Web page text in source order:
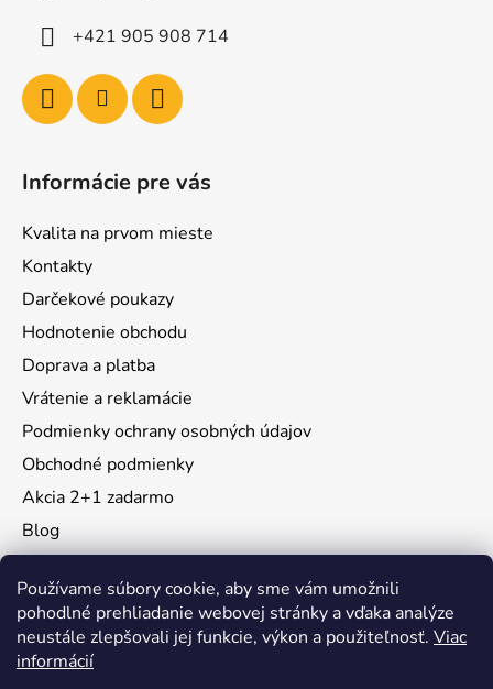
Používame súbory cookie, aby sme vám umožnili
pohodlné prehliadanie webovej stránky a vďaka analýze
neustále zlepšovali jej funkcie, výkon a použiteľnosť. Viac
informácií
+421 905 908 714
Informácie pre vás
Kvalita na prvom mieste
Kontakty
Darčekové poukazy
Hodnotenie obchodu
Doprava a platba
Vrátenie a reklamácie
Podmienky ochrany osobných údajov
Obchodné podmienky
Akcia 2+1 zadarmo
Blog
Instagram